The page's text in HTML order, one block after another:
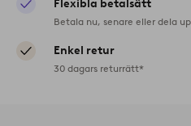
Flexibla betalsätt
Betala nu, senare eller dela
Enkel retur
30 dagars returrätt*